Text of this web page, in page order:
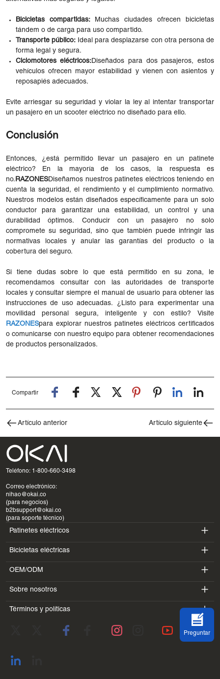
Bicicletas compartidas:
Muchas ciudades ofrecen bicicletas
tándem o de carga para uso compartido.
Transporte público:
Ideal para desplazarse con otra persona de
forma legal y segura.
Ciclomotores eléctricos:Diseñados para dos pasajeros, estos
vehículos ofrecen mayor estabilidad y vienen con asientos y
reposapiés adecuados.
Evite arriesgar su seguridad y violar la ley al intentar transportar
un pasajero en un scooter eléctrico no diseñado para ello.
Conclusión
Entonces, ¿está permitido llevar un pasajero en un patinete
eléctrico? En la mayoría de los casos, la respuesta es
no. RAZONESDiseñamos nuestros patinetes eléctricos teniendo en
cuenta la seguridad, el rendimiento y el cumplimiento normativo.
Nuestros modelos están diseñados específicamente para un solo
conductor para garantizar una estabilidad, un control y una
durabilidad óptimos. Conducir con un pasajero no solo
compromete su seguridad, sino que también puede infringir las
normativas locales y anular las garantías del producto o la
cobertura del seguro.
Si tiene dudas sobre lo que está permitido en su zona, le
recomendamos consultar con las autoridades de transporte
locales y consultar siempre el manual de usuario para obtener las
instrucciones de uso adecuadas. ¿Listo para experimentar una
movilidad personal segura, inteligente y con estilo? Visite
RAZONESpara explorar nuestros patinetes eléctricos certificados
o comunicarse con nuestro equipo para obtener recomendaciones
de productos personalizados.
Compartir
Artículo anterior Artículo siguiente
Teléfono: 1-800-660-3498
Correo electrónico:
nihao@okai.co
(para negocios)
b2bsupport@okai.co
(para soporte técnico)
Patinetes eléctricos
ES400A
ES410
ES600P
Bicicletas eléctricas
EB100B
EB300
EB100B V3
OEM/ODM
SV3
BV5
Sobre nosotros
Introducción
Términos y políticas
Condiciones de servicio
Preguntar